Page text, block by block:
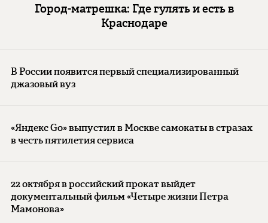
Город-матрешка: Где гулять и есть в
Краснодаре
В России появится первый специализированный
джазовый вуз
«Яндекс Go» выпустил в Москве самокаты в стразах
в честь пятилетия сервиса
22 октября в российский прокат выйдет
документальный фильм «Четыре жизни Петра
Мамонова»